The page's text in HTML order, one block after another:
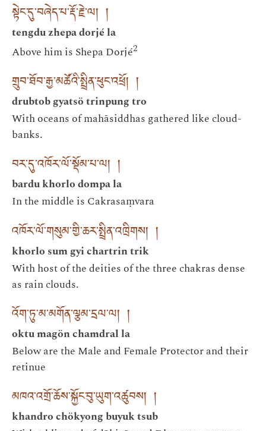
སྟེང་དུ་བཞེད་པ་རྡོ་རྗེ་ལ། །
tengdu zhepa dorjé la
Above him is Shepa Dorjé2
གྲུབ་ཐོབ་རྒྱ་མཚོའི་སྤྲིན་ཕུང་འཕྲོ། །
drubtob gyatsö trinpung tro
With oceans of mahāsiddhas gathered like cloud-
banks.
བར་དུ་འཁོར་ལོ་སྡོམ་པ་ལ། །
bardu khorlo dompa la
In the middle is Cakrasaṃvara
འཁོར་ལོ་གསུམ་གྱི་ཆར་སྤྲིན་འཁྲིགས། །
khorlo sum gyi chartrin trik
With host of the deities of the three chakras dense
as rain clouds.
འོག་ཏུ་མ་མགོན་ལྕམ་དྲལ་ལ། །
oktu magön chamdral la
Below are the Male and Female Protector and their
retinue
མཁའ་འགྲོ་ཆོས་སྐྱོང་བུ་ཡུག་འཚུབས། །
khandro chökyong buyuk tsub